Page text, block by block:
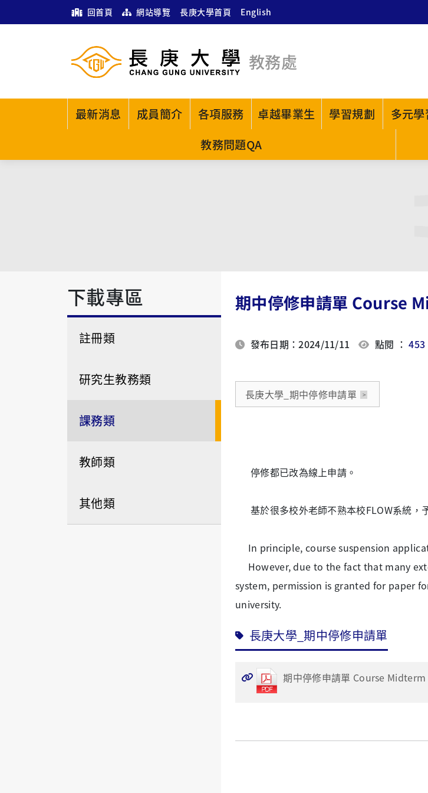
回首頁 網站導覽 長庚大學首頁 English
教務處
最新消息 成員簡介 各項服務 卓越畢業生 學習規劃 多元學
教務問題QA
下載專區
註冊類
研究生教務類
課務類
教師類
其他類
期中停修申請單 Course
發布日期：2024/11/11 點閱 ：453
長庚大學_期中停修申請單
停修都已改為線上申請。
基於很多校外老師不熟本校FLOW系統，
In principle, course suspension
However, due to the fact that many
system, permission is granted for paper
university.
長庚大學_期中停修申請單
期中停修申請單 Course